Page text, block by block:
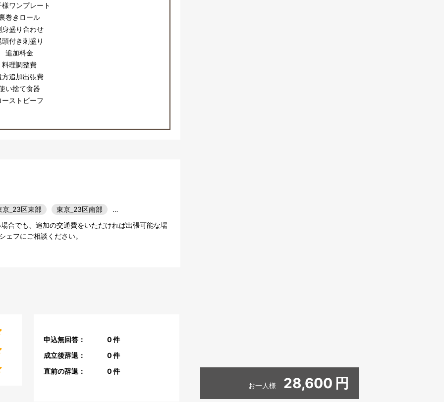
様ワンプレート
巻きロール
身盛り合わせ
頭付き刺盛り
追加料金
料理調整費
方追加出張費
い捨て食器
ーストビーフ
京_23区東部 東京_23区南部
…
合でも、追加の交通費をいただければ出張可能な場
ェフにご相談ください。
申込無回答： 0件
成立後辞退：
0件
直前の辞退：
0件
お一人様 28,600 円